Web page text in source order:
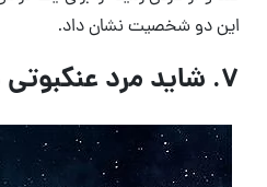
این دو شخصیت نشان داد.
۷. شاید مرد عنکبوتی در تبلیغات تلویزیون داخل فیلم نشان داده شود